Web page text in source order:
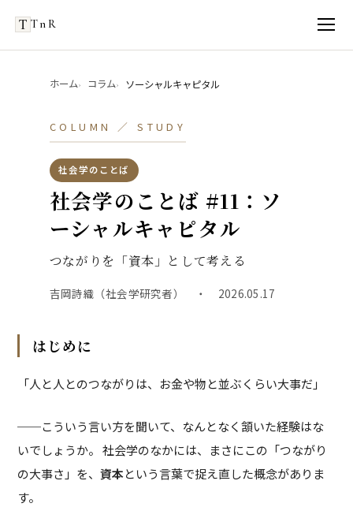
TnR
ホーム コラム ソーシャルキャピタル
COLUMN ／ STUDY
社会学のことば
社会学のことば #11：ソ
ーシャルキャピタル
つながりを「資本」として考える
吉岡詩織（社会学研究者） ・ 2026.05.17
はじめに
「人と人とのつながりは、お金や物と並ぶくらい大事だ」
──こういう言い方を聞いて、なんとなく頷いた経験はな
いでしょうか。 社会学のなかには、まさにこの「つながり
の大事さ」を、資本という言葉で捉え直した概念がありま
す。